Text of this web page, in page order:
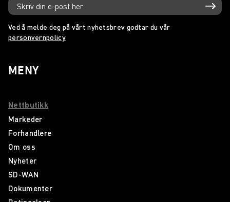
Ved å melde deg på vårt nyhetsbrev godtar du vår
personvernpolicy
MENY
Nettbutikk
Markeder
Forhandlere
Om oss
Nyheter
SD-WAN
Dokumenter